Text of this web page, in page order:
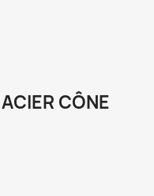
CÔNE